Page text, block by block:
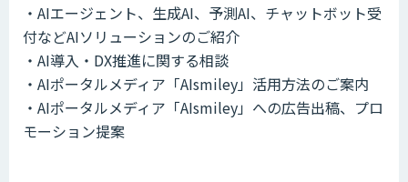
・AIエージェント、生成AI、予測AI、チャットボット受
付などAIソリューションのご紹介
・AI導入・DX推進に関する相談
・AIポータルメディア「AIsmiley」活用方法のご案内
・AIポータルメディア「AIsmiley」への広告出稿、プロ
モーション提案